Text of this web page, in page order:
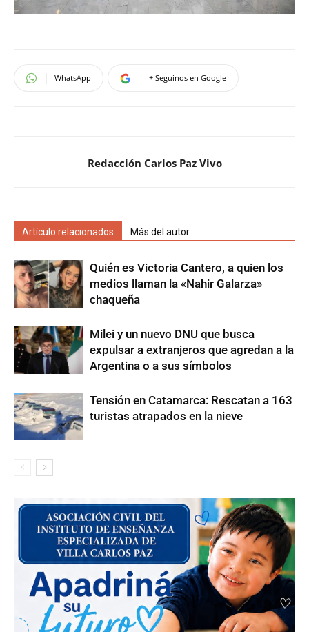
WhatsApp + Seguinos en Google
Redacción Carlos Paz Vivo
Artículo relacionados Más del autor
Quién es Victoria Cantero, a quien los
medios llaman la «Nahir Galarza»
chaqueña
Milei y un nuevo DNU que busca
expulsar a extranjeros que agredan a la
Argentina o a sus símbolos
Tensión en Catamarca: Rescatan a 163
turistas atrapados en la nieve